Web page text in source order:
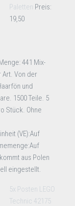
Paletten Preis:
19,50
441 Mix-
Von der
und
1500 Teile. 5
Stück. Ohne
(VE):Auf
aus Polen
eingestellt.
5x Posten LEGO
Technic 42175